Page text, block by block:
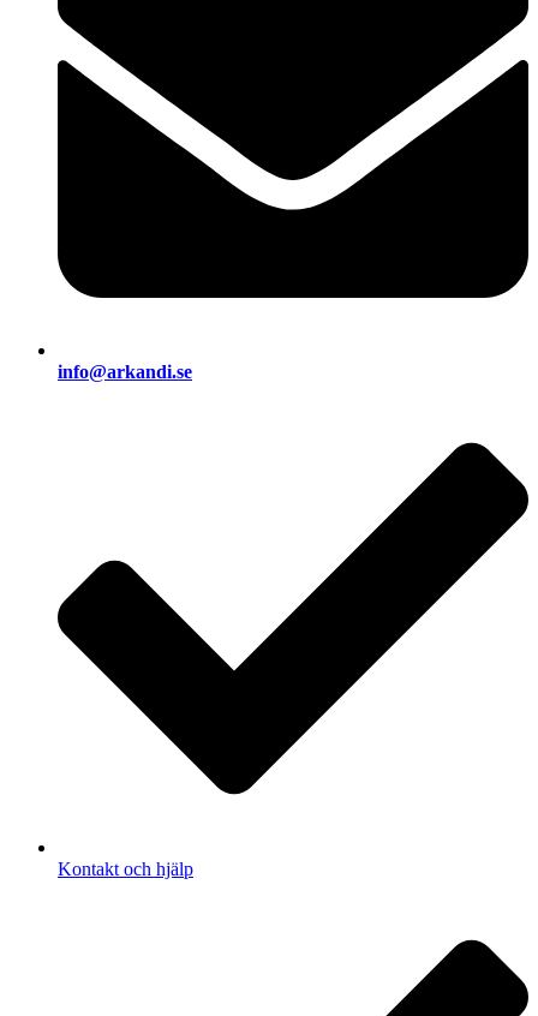
info@arkandi.se
Kontakt och hjälp